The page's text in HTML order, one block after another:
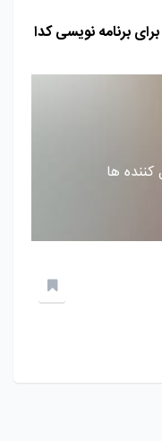
برنامه نویسی کدا
کننده ها